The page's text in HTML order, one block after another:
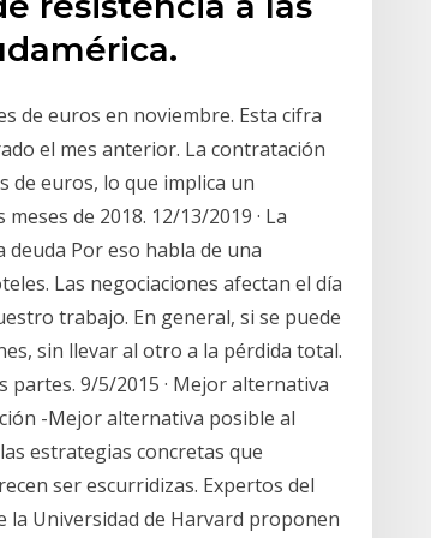
de euros en noviembre. Esta cifra
el mes anterior. La contratación
de euros, lo que implica un
de 2018. 12/13/2019 · La
Por eso habla de una
Las negociaciones afectan el día
trabajo. En general, si se puede
sin llevar al otro a la pérdida total.
partes. 9/5/2015 · Mejor alternativa
-Mejor alternativa posible al
estrategias concretas que
ser escurridizas. Expertos del
la Universidad de Harvard proponen